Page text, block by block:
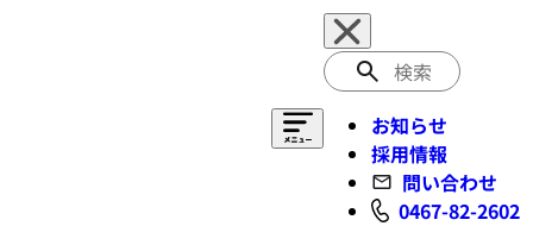
検
索
お知らせ
採用情報
問い合わせ
0467-82-2602